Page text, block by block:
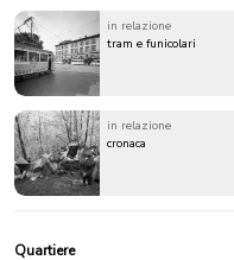
in relazione
tram e funicolari
in relazione
cronaca
Quartiere